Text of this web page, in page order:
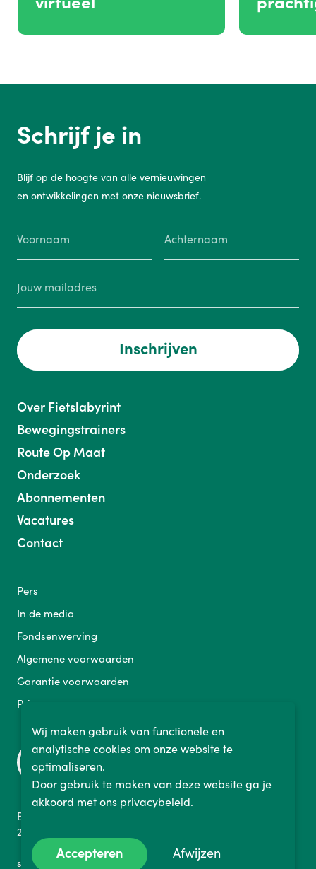
Schrijf je in
Blijf op de hoogte van alle vernieuwingen
en ontwikkelingen met onze nieuwsbrief.
Inschrijven
Over Fietslabyrint
Bewegingstrainers
Route Op Maat
Onderzoek
Abonnementen
Vacatures
Contact
Pers
In de media
Fondsenwerving
Algemene voorwaarden
Garantie voorwaarden
Privacy
Binckhorstlaan 36
2516 BE Den Haag Nederland
sales@fietslabyrint.nl
Wij maken gebruik van functionele en
analytische cookies om onze website te
optimaliseren.
Door gebruik te maken van deze website ga je
akkoord met ons privacybeleid.
Accepteren Afwijzen